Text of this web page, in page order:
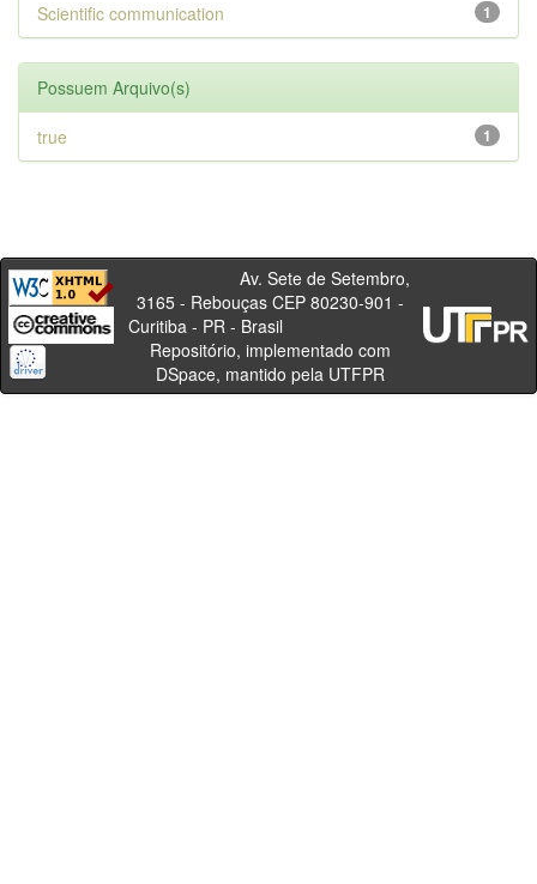
1
Scientific communication
Possuem Arquivo(s)
1
true
Av. Sete de Setembro,
3165 - Rebouças CEP 80230-901 -
Curitiba - PR - Brasil
Repositório, implementado com
DSpace, mantido pela UTFPR